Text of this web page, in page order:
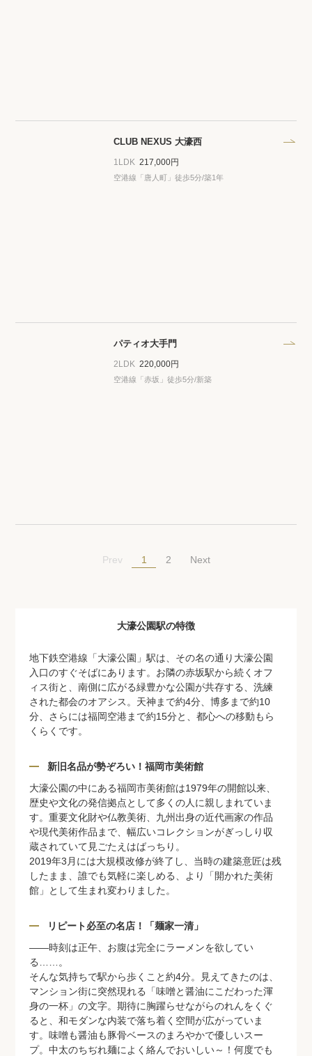
CLUB NEXUS 大濠西
1LDK 217,000円
空港線「唐人町」徒歩5分/築1年
パティオ大手門
2LDK 220,000円
空港線「赤坂」徒歩5分/新築
Prev 1 2 Next
大濠公園駅の特徴
地下鉄空港線「大濠公園」駅は、その名の通り大濠公園
入口のすぐそばにあります。お隣の赤坂駅から続くオフ
ィス街と、南側に広がる緑豊かな公園が共存する、洗練
された都会のオアシス。天神まで約4分、博多まで約10
分、さらには福岡空港まで約15分と、都心への移動もら
くらくです。
新旧名品が勢ぞろい！福岡市美術館
大濠公園の中にある福岡市美術館は1979年の開館以来、
歴史や文化の発信拠点として多くの人に親しまれていま
す。重要文化財や仏教美術、九州出身の近代画家の作品
や現代美術作品まで、幅広いコレクションがぎっしり収
蔵されていて見ごたえはばっちり。
2019年3月には大規模改修が終了し、当時の建築意匠は残
したまま、誰でも気軽に楽しめる、より「開かれた美術
館」として生まれ変わりました。
リピート必至の名店！「麺家一清」
――時刻は正午、お腹は完全にラーメンを欲してい
る……。
そんな気持ちで駅から歩くこと約4分。見えてきたのは、
マンション街に突然現れる「味噌と醤油にこだわった渾
身の一杯」の文字。期待に胸躍らせながらのれんをくぐ
ると、和モダンな内装で落ち着く空間が広がっていま
す。味噌も醤油も豚骨ベースのまろやかで優しいスー
プ。中太のちぢれ麺によく絡んでおいしい～！何度でも